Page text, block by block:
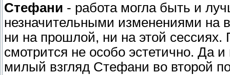
Стефани - работа могла быть и
незначительными изменениями на
ни на прошлой, ни на этой
смотрится не особо эстетично. Да
милый взгляд Стефани во второй